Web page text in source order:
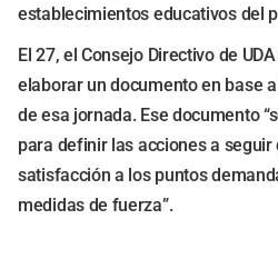
establecimientos educativos del
El 27, el Consejo Directivo de
elaborar un documento en base
de esa jornada. Ese documento
para definir las acciones a seguir
satisfacción a los puntos
medidas de fuerza”.